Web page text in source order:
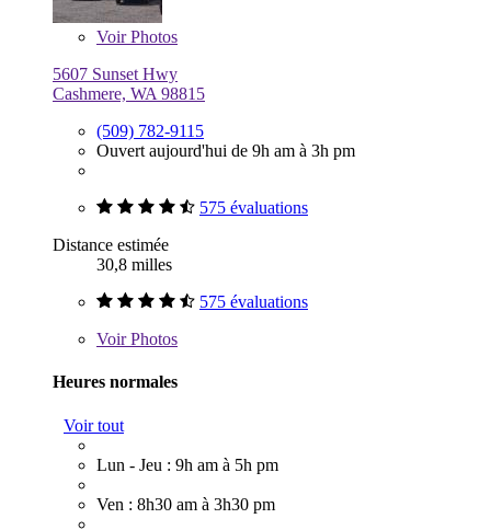
VoirPhotos
5607 Sunset Hwy
Cashmere, WA 98815
(509) 782-9115
Ouvert aujourd'hui de 9h am à 3h pm
575 évaluations
Distance estimée
30,8 milles
575 évaluations
VoirPhotos
Heures normales
Voir tout
Lun - Jeu : 9h am à 5h pm
Ven : 8h30 am à 3h30 pm